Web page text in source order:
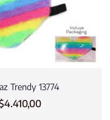
Trendy 13774
4.410,00